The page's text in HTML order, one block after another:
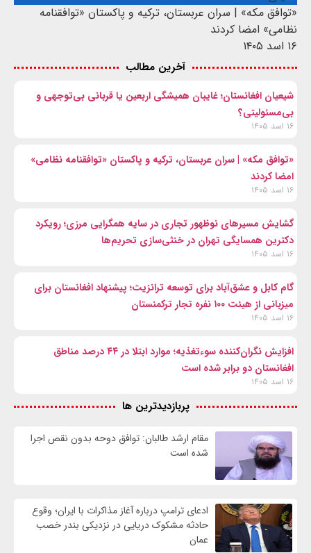
«توافق مکه» | سران عربستان، ترکیه و پاکستان «توافقنامه
نظامی» امضا کردند
۱۶ اسد ۱۴۰۵
آخرین مطالب
شیعیان افغانستان؛ غایبان همیشگی اربعین یا قربانی بی‌توجهی و
بی‌مسئولیتی؟
۱۶ اسد ۱۴۰۵
«توافق مکه» | سران عربستان، ترکیه و پاکستان «توافقنامه نظامی»
امضا کردند
۱۶ اسد ۱۴۰۵
گشایش مسیرهای نوظهور تجاری در سایه همگرایی مرزی؛ رویکرد
دکترین همسایگی تهران در خنثی‌سازی تحریم‌ها
۱۶ اسد ۱۴۰۵
گام کابل و عشق‌آباد برای توسعه ترانزیت؛ پیشنهاد افغانستان برای
میزبانی از هیئت ۱۰۰ نفره تجار ترکمنستان
۱۶ اسد ۱۴۰۵
افزایش نگران‌کننده سوءتغذیه؛ موارد ابتلا در ۴۴ درصد مناطق
افغانستان دو برابر شده است
۱۶ اسد ۱۴۰۵
پربازدیدترین ها
مقام ارشد طالبان: توافق دوحه بدون نقص اجرا
شده است
ادعای ترامپ درباره آغاز مذاکرات با ایران؛ وقوع
حادثه مشکوک دریایی در نزدیکی بندر خصب
عمان